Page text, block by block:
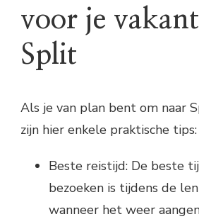
voor je
Split
Als je van plan bent om naar
zijn hier enkele praktische tips:
Beste reistijd: De beste
bezoeken is tijdens de
wanneer het weer